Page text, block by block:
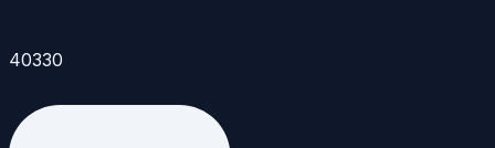
40330